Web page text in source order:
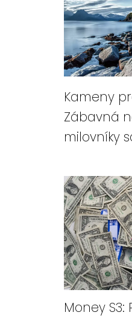
Kameny
Zábavná
milovníky
Money S3: